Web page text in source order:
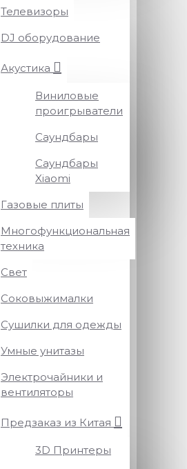
Телевизоры
DJ оборудование
Акустика
Виниловые
проигрыватели
Саундбары
Саундбары
Xiaomi
Газовые плиты
Многофункциональная
техника
Свет
Соковыжималки
Сушилки для одежды
Умные унитазы
Электрочайники и
вентиляторы
Предзаказ из Китая
3D Принтеры